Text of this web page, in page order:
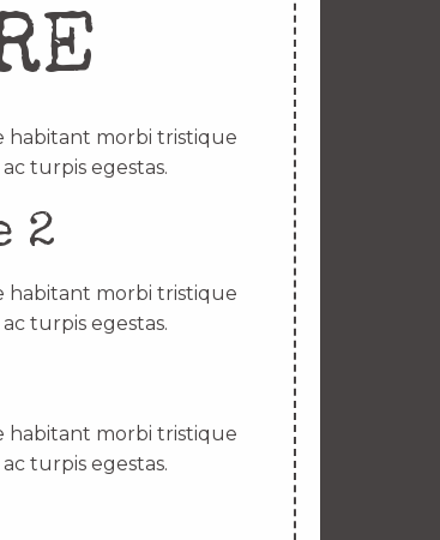
habitant morbi tristique
turpis egestas.
2
habitant morbi tristique
turpis egestas.
habitant morbi tristique
turpis egestas.